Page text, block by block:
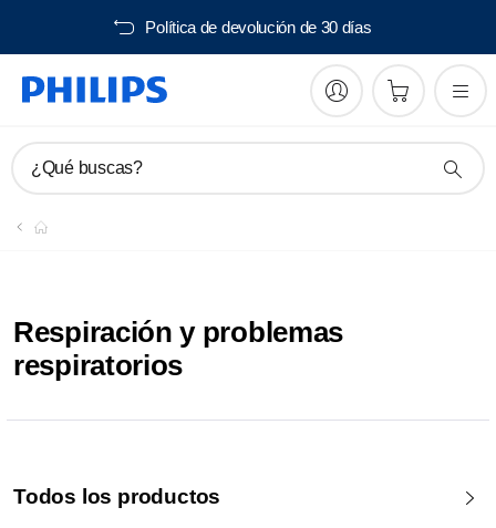
Política de devolución de 30 días
¿Qué buscas?
Respiración y problemas
respiratorios
Todos los productos